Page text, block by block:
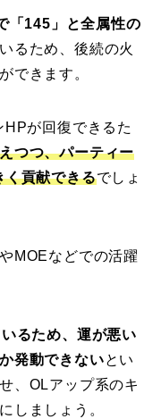
「145」と全属性の
るため、後続の火
できます。
が回復できるた
つつ、パーティー
く貢献できるでしょ
MOEなどでの活躍
るため、運が悪い
発動できないとい
、OLアップ系のキ
しましょう。